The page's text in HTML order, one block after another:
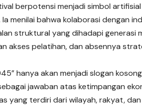
berpotensi menjadi simbol
menilai bahwa kolaborasi dengan
struktural yang dihadapi generasi
akses pelatihan, dan absennya
hanya akan menjadi slogan
jawaban atas ketimpangan
yang terdiri dari wilayah, rakyat,